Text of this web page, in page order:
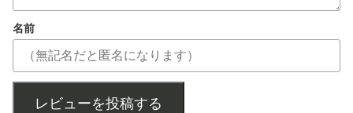
名前
レビューを投稿する